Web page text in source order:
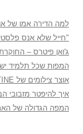
למה הדירה אמו של
"חייל שלא אנס
ג'ואן פיטרס –
המפות שכל תלמיד
אוצר צילומים של PALESTINE הריקה
איך להיפטר מזבובי
המפה הגדולה של